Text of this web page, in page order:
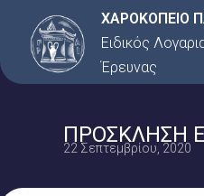
Μετάβαση
περιεχόμενο
ΧΑΡΟΚΟΠΕΙΟ
Ειδικός
Έρευνας
ΠΡΟΣΚΛΗΣΗ
22 Σεπτεμβρίου, 2020